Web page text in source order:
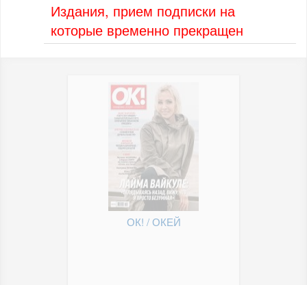
Издания, прием подписки на
которые временно прекращен
ОК! / ОКЕЙ